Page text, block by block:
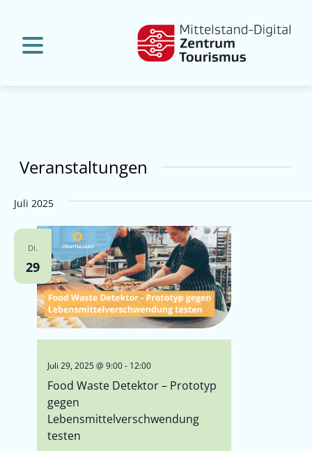
Veranstaltungen
Juli 2025
DI.
29
Food Waste Detektor – Prototyp
gegen
Lebensmittelverschwendung
testen
Juli 29, 2025 @ 9:00- 12:00